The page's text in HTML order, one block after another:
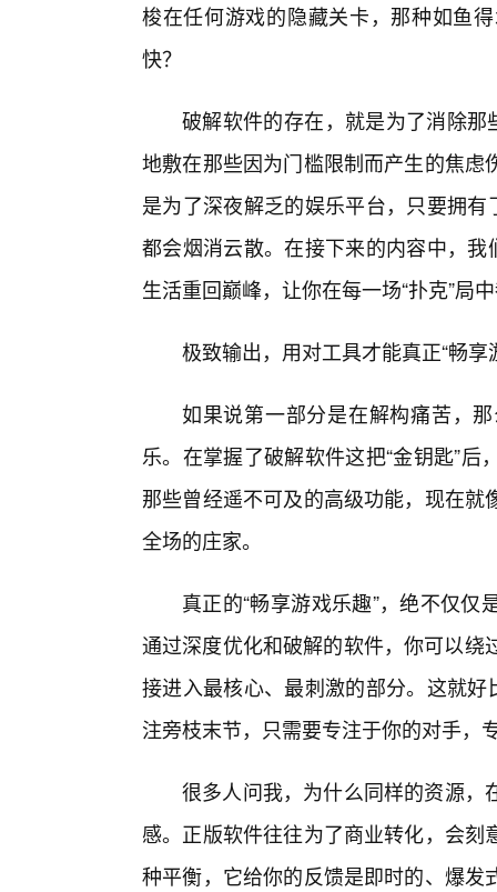
梭在任何游戏的隐藏关卡，那种如鱼
快？
破解软件的存在，就是为了消除那
地敷在那些因为门槛限制而产生的焦
是为了深夜解乏的娱乐平台，只要拥
都会烟消云散。在接下来的内容中，
生活重回巅峰，让你在每一场“扑克”局
极致输出，用对工具才能真正“畅享
如果说第一部分是在解构痛苦，
乐。在掌握了破解软件这把“金钥匙”
那些曾经遥不可及的高级功能，现在
全场的庄家。
真正的“畅享游戏乐趣”，绝不仅
通过深度优化和破解的软件，你可以
接进入最核心、最刺激的部分。这就
注旁枝末节，只需要专注于你的对手，
很多人问我，为什么同样的资源，
感。正版软件往往为了商业转化，会
种平衡，它给你的反馈是即时的、爆